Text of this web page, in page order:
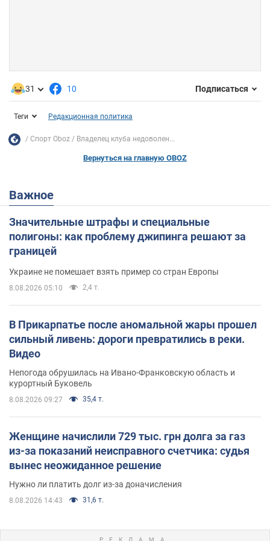
31 10 Подписаться
Теги Редакционная политика
Спорт Oboz Владелец клуба недоволен...
Вернуться на главную OBOZ
Важное
Значительные штрафы и специальные
полигоны: как проблему джипинга решают за
границей
Украине не помешает взять пример со стран Европы
8.08.2026 05:10 2,4 т.
В Прикарпатье после аномальной жары прошел
сильный ливень: дороги превратились в реки.
Видео
Непогода обрушилась на Ивано-Франковскую область и
курортный Буковель
8.08.2026 09:27 35,4 т.
Женщине начислили 729 тыс. грн долга за газ
из-за показаний неисправного счетчика: судья
вынес неожиданное решение
Нужно ли платить долг из-за доначисления
8.08.2026 14:43 31,6 т.